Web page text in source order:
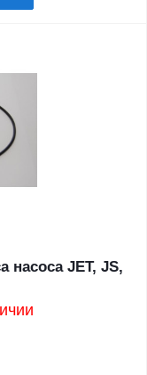
насоса JET, JS,